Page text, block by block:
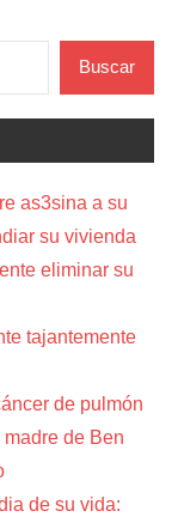
Buscar
as3sina a su
su vivienda
eliminar su
tajantemente
de pulmón
de Ben
de su vida: